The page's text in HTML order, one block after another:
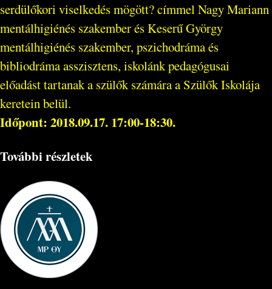
serdülőkori viselkedés mögött? címmel Nagy Mariann
mentálhigiénés szakember és Keserű György
mentálhigiénés szakember, pszichodráma és
bibliodráma asszisztens, iskolánk pedagógusai
előadást tartanak a szülők számára a Szülők Iskolája
keretein belül.
Időpont: 2018.09.17. 17:00-18:30.
További részletek